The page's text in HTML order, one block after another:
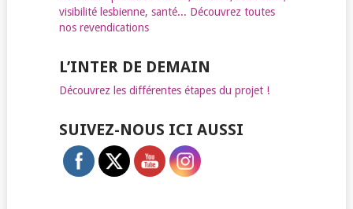
visibilité lesbienne, santé... Découvrez toutes
nos revendications
L’INTER DE DEMAIN
Découvrez les différentes étapes du projet !
SUIVEZ-NOUS ICI AUSSI